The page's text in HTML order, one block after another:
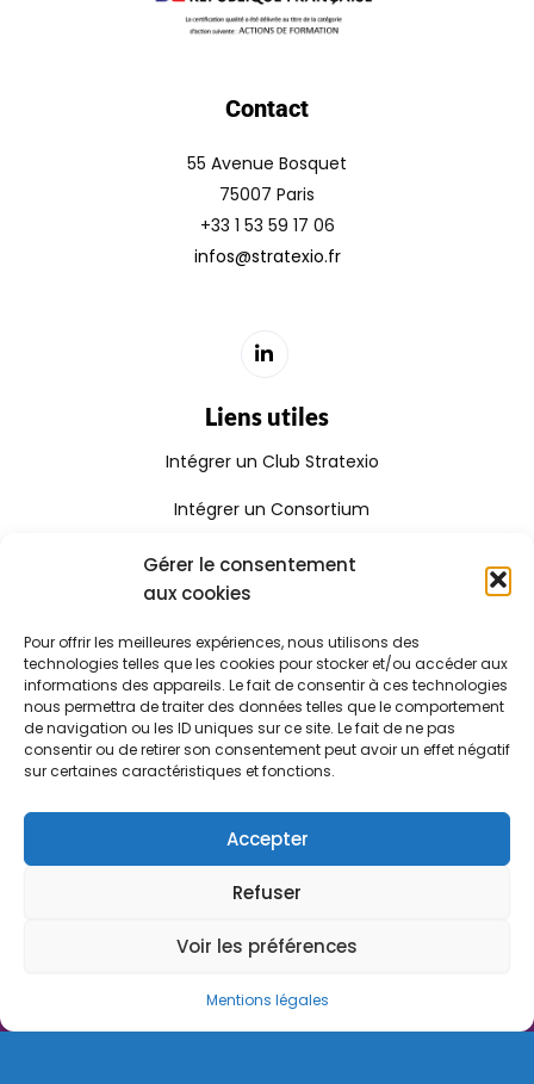
Gérer le consentement
aux cookies
Pour offrir les meilleures expériences, nous utilisons des
technologies telles que les cookies pour stocker et/ou accéder aux
informations des appareils. Le fait de consentir à ces technologies
nous permettra de traiter des données telles que le comportement
de navigation ou les ID uniques sur ce site. Le fait de ne pas
consentir ou de retirer son consentement peut avoir un effet négatif
sur certaines caractéristiques et fonctions.
Accepter
Refuser
Voir les préférences
Mentions légales
Contact
55 Avenue Bosquet
75007 Paris
+33 1 53 59 17 06
infos@stratexio.fr
Liens utiles
Intégrer un Club Stratexio
Intégrer un Consortium
Rejoindre le Réseau Stratexio
Gouvernance
Rapport d'activité
Consulter le certificat Qualiopi
Stratexio | Copyright © 2025
CGV
Politique de cookies
Règlement intérieur
Powered by ToWebOrNotToWeb